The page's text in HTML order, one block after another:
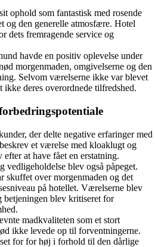
ophold som fantastisk med rosende
og den generelle atmosfære. Hotel
dets fremragende service og
havde en positiv oplevelse under
morgenmaden, omgivelserne og den
Selvom værelserne ikke var blevet
ikke deres overordnede tilfredshed.
der delte negative erfaringer med
et værelse med kloaklugt og
at have fået en erstatning.
vedligeholdelse blev også påpeget.
skuffet over morgenmaden og det
på hotellet. Værelserne blev
betjeningen blev kritiseret for
madkvaliteten som et stort
ikke levede op til forventningerne.
for for høj i forhold til den dårlige